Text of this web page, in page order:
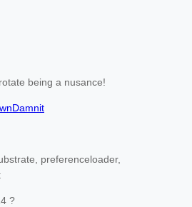
being a nusance!
preferenceloader,
?